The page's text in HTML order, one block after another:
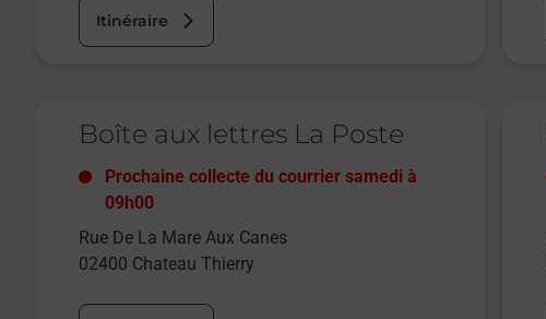
Itinéraire
Boîte aux lettres La Poste
Prochaine collecte du courrier samedi à
09h00
Rue De La Mare Aux Canes
02400 Chateau Thierry